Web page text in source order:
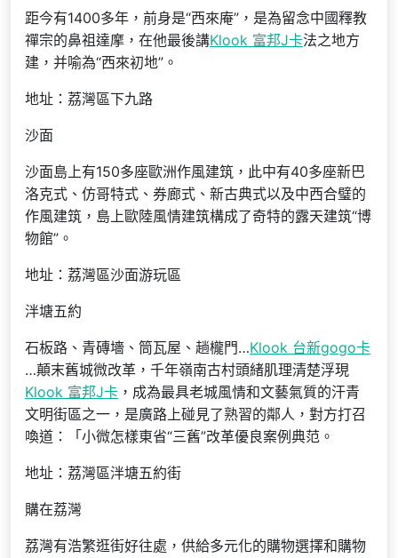
距今有1400多年，前身是“西來庵”，是為留念中國釋教
禪宗的鼻祖達摩，在他最後講Klook 富邦J卡法之地方
建，并喻為“西來初地”。
地址：荔灣區下九路
沙面
沙面島上有150多座歐洲作風建筑，此中有40多座新巴
洛克式、仿哥特式、券廊式、新古典式以及中西合璧的
作風建筑，島上歐陸風情建筑構成了奇特的露天建筑“博
物館”。
地址：荔灣區沙面游玩區
泮塘五約
石板路、青磚墻、筒瓦屋、趟櫳門…Klook 台新gogo卡
…顛末舊城微改革，千年嶺南古村頭緒肌理清楚浮現
Klook 富邦J卡 ，成為最具老城風情和文藝氣質的汗青
文明街區之一，是廣路上碰見了熟習的鄰人，對方打召
喚道：「小微怎樣東省“三舊”改革優良案例典范。
地址：荔灣區泮塘五約街
購在荔灣
荔灣有浩繁逛街好往處，供給多元化的購物選擇和購物